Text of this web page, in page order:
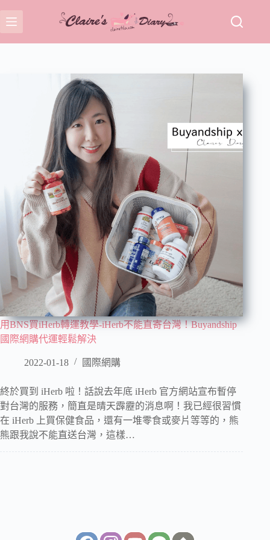
至
主
用BNS買iHerb轉運教學-iHerb不能直寄台灣！Buyandship
國際網購代運輕鬆解決
2022-01-18 國際網購
終於買到 iHerb 啦！話說去年底 iHerb 官方網站宣布暫停
對台灣的服務，簡直是晴天霹靂的消息啊！我已經很習慣
在 iHerb 上買保健食品，還有一堆零食或麥片等等的，熊
熊跟我說不能直送台灣，這樣…